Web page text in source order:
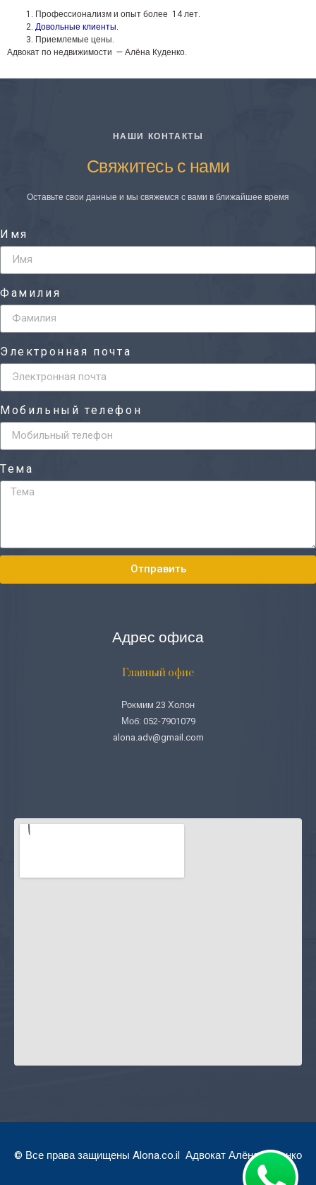
Профессионализм и опыт более 14 лет.
Довольные клиенты.
Приемлемые цены.
Адвокат по недвижимости — Алёна Куденко.
НАШИ КОНТАКТЫ
Свяжитесь с нами
Оставьте свои данные и мы свяжемся с вами в ближайшее время
Имя
Фамилия
Электронная почта
Мобильный телефон
Тема
Отправить
Адрес офиса
Главный офис
Рокмим 23 Холон
Моб: 052-7901079
alona.adv@gmail.com
© Все права защищены Alona.co.il Адвокат Алёна Куденко